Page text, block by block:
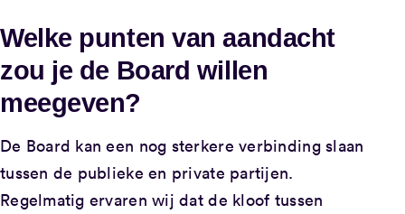
Welke punten van aandacht
zou je de Board willen
meegeven?
De Board kan een nog sterkere verbinding slaan
tussen de publieke en private partijen.
Regelmatig ervaren wij dat de kloof tussen